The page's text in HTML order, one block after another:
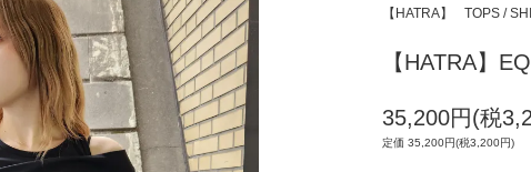
【HATRA】 TOPS /
【HATRA】
35,200円(税
定価 35,200円(税3,200円)